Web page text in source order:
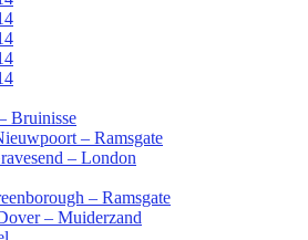
Bruinisse
– Ramsgate
– London
– Ramsgate
– Muiderzand